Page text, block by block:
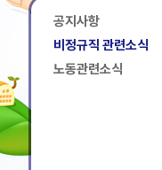
공지사항
비정규직 관련소식
노동관련소식